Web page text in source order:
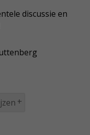
discussie en